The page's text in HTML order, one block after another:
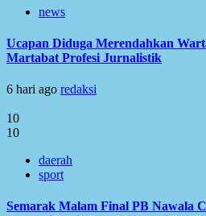
news
Ucapan Diduga Merendahkan
Martabat Profesi Jurnalistik
6 hari ago redaksi
10
10
daerah
sport
Semarak Malam Final PB Nawala